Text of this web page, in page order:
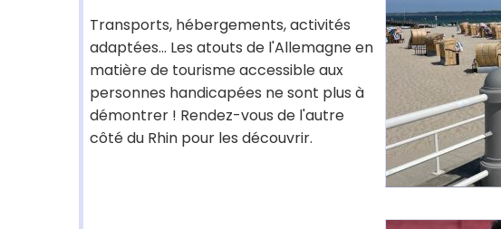
Transports, hébergements, activités
adaptées... Les atouts de l'Allemagne en
matière de tourisme accessible aux
personnes handicapées ne sont plus à
démontrer ! Rendez-vous de l'autre
côté du Rhin pour les découvrir.